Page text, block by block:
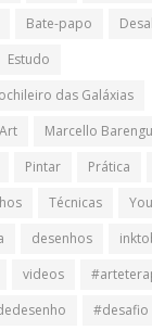
Bate-papo
Estudo
das Galáxias
Marcello
Pintar Prática
Técnicas
desenhos
videos
#desafio